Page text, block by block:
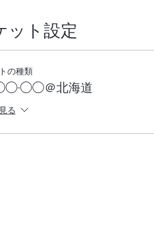
ット設定
の種類
◯◯＠北海道
る